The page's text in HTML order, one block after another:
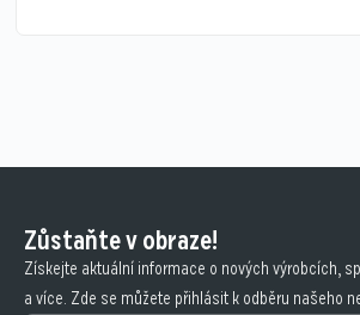
Zůstaňte v obraze!
Získejte aktuální informace o nových výrobcích,
a více. Zde se můžete přihlásit k odběru našeho